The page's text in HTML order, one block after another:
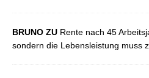
BRUNO ZU Rente nach 45
sondern die Lebensleistung muss